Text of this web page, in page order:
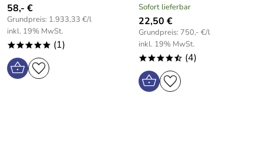
58,- €
Grundpreis: 1.933,33 €/l
inkl. 19% MwSt.
***** (1)
Sofort lieferbar
22,50 €
Grundpreis: 750,- €/l
inkl. 19% MwSt.
****/ (4)